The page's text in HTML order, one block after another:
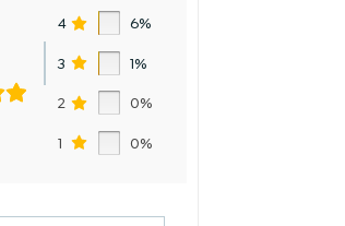
4 6%
3 1%
2 0%
1 0%